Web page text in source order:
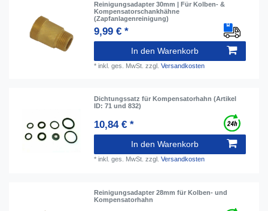
Reinigungsadapter 30mm | Für Kolben- &
Kompensatorschankhähne
(Zapfanlagenreinigung)
9,99 € *
In den Warenkorb
*inkl. ges. MwSt. zzgl.Versandkosten
Dichtungssatz für Kompensatorhahn (Artikel
ID: 71 und 832)
10,84 € *
In den Warenkorb
*inkl. ges. MwSt. zzgl.Versandkosten
Reinigungsadapter 28mm für Kolben- und
Kompensatorhahn